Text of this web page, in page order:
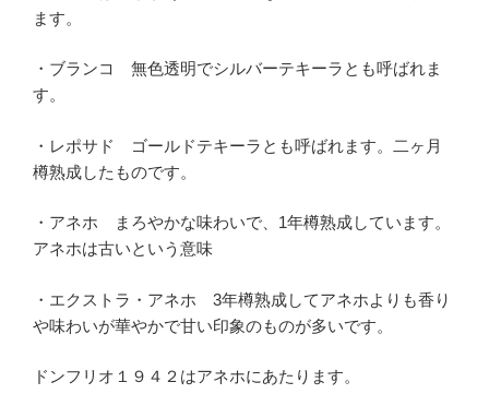
ます。
・ブランコ 無色透明でシルバーテキーラとも呼ばれま
す。
・レポサド ゴールドテキーラとも呼ばれます。二ヶ月
樽熟成したものです。
・アネホ まろやかな味わいで、1年樽熟成しています。
アネホは古いという意味
・エクストラ・アネホ 3年樽熟成してアネホよりも香り
や味わいが華やかで甘い印象のものが多いです。
ドンフリオ１９４２はアネホにあたります。